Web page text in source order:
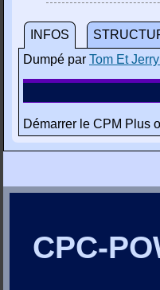
INFOS
Dumpé par Tom Et
Démarrer le CPM Plus
CPC-